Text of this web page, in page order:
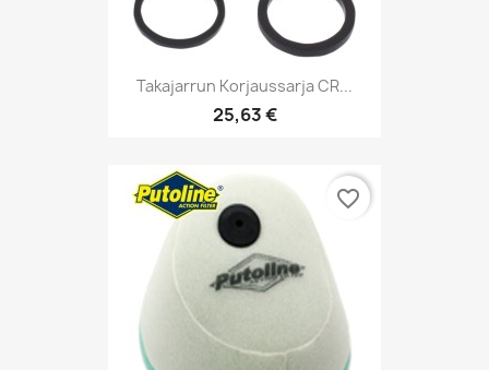
Takajarrun Korjaussarja CR...
25,63 €
favorite_border